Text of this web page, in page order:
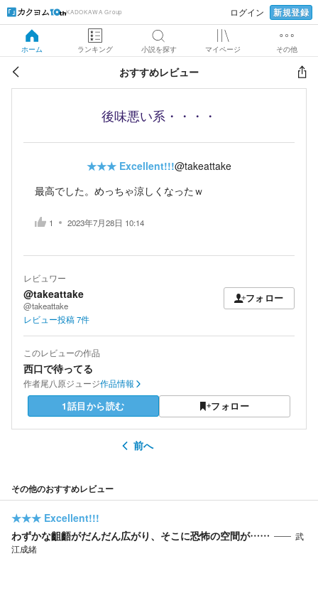
KADOKAWA Group ログイン 新規登録
ホーム ランキング 小説を探す マイページ その他
おすすめレビュー
後味悪い系・・・・
★★★ Excellent!!!@takeattake
最高でした。めっちゃ涼しくなったｗ
1 2023年7月28日 10:14
レビュワー
@takeattake
@takeattake
フォロー
レビュー投稿7件
このレビューの作品
西口で待ってる
作者尾八原ジュージ作品情報
1話目から読む フォロー
前へ
その他のおすすめレビュー
★★★ Excellent!!!
わずかな齟齬がだんだん広がり、そこに恐怖の空間が……
武
江成緒